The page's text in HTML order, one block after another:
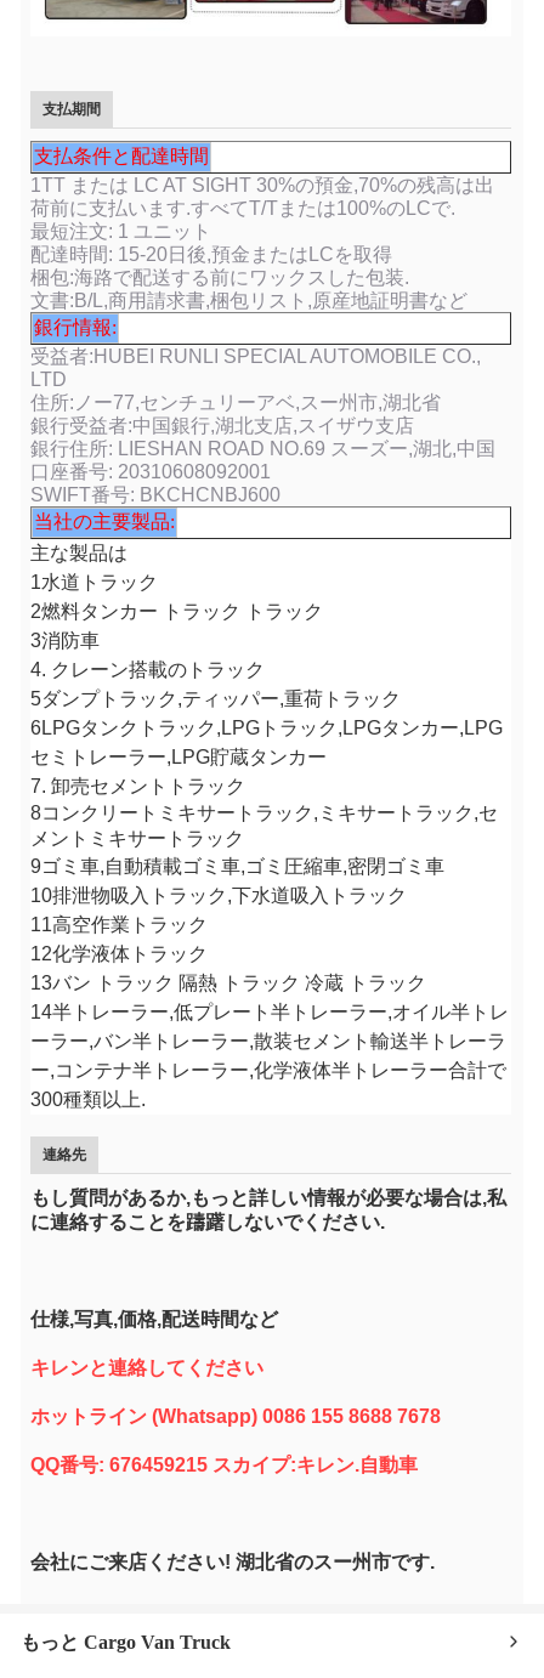
支払期間
支払条件と配達時間
1TT または LC AT SIGHT 30%の預金,70%の残高は出
荷前に支払います.すべてT/Tまたは100%のLCで.
最短注文: 1 ユニット
配達時間: 15-20日後,預金またはLCを取得
梱包:海路で配送する前にワックスした包装.
文書:B/L,商用請求書,梱包リスト,原産地証明書など
銀行情報:
受益者:HUBEI RUNLI SPECIAL AUTOMOBILE CO.,
LTD
住所:ノー77,センチュリーアベ,スー州市,湖北省
銀行受益者:中国銀行,湖北支店,スイザウ支店
銀行住所: LIESHAN ROAD NO.69 スーズー,湖北,中国
口座番号: 20310608092001
SWIFT番号: BKCHCNBJ600
当社の主要製品:
主な製品は
1水道トラック
2燃料タンカー トラック トラック
3消防車
4. クレーン搭載のトラック
5ダンプトラック,ティッパー,重荷トラック
6LPGタンクトラック,LPGトラック,LPGタンカー,LPG
セミトレーラー,LPG貯蔵タンカー
7. 卸売セメントトラック
8コンクリートミキサートラック,ミキサートラック,セ
メントミキサートラック
9ゴミ車,自動積載ゴミ車,ゴミ圧縮車,密閉ゴミ車
10排泄物吸入トラック,下水道吸入トラック
11高空作業トラック
12化学液体トラック
13バン トラック 隔熱 トラック 冷蔵 トラック
14半トレーラー,低プレート半トレーラー,オイル半トレ
ーラー,バン半トレーラー,散装セメント輸送半トレーラ
ー,コンテナ半トレーラー,化学液体半トレーラー合計で
300種類以上.
連絡先
もし質問があるか,もっと詳しい情報が必要な場合は,私
に連絡することを躊躇しないでください.
仕様,写真,価格,配送時間など
キレンと連絡してください
ホットライン (Whatsapp) 0086 155 8688 7678
QQ番号: 676459215 スカイプ:キレン.自動車
会社にご来店ください! 湖北省のスー州市です.
もっと Cargo Van Truck